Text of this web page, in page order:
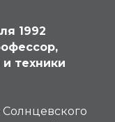
1992
техники